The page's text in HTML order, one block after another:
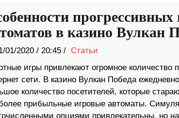
в казино Вулкан
01/2020/ 20:45 / Статьи
игры привлекают огромное количество
сети. В казино Вулкан Победа
количество посетителей, которые
прибыльные игровые автоматы.
опциями привлекательны, но